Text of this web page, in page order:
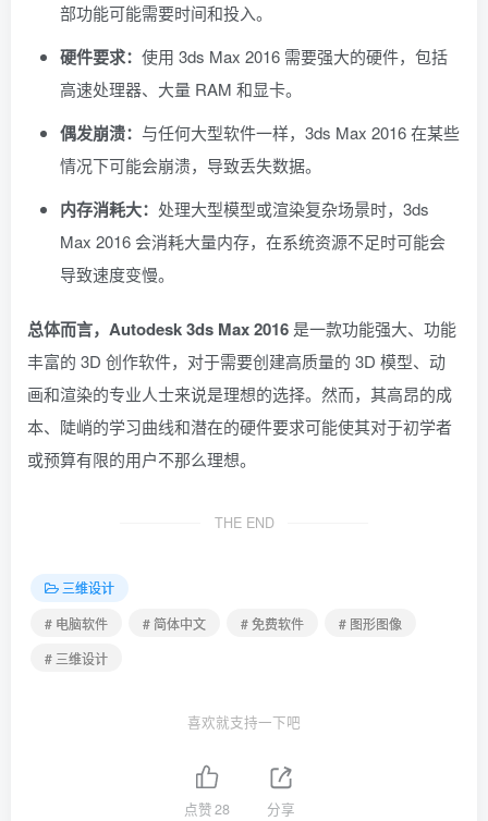
部功能可能需要时间和投入。
硬件要求： 使用 3ds Max 2016 需要强大的硬件，包括
高速处理器、大量 RAM 和显卡。
偶发崩溃： 与任何大型软件一样，3ds Max 2016 在某些
情况下可能会崩溃，导致丢失数据。
内存消耗大： 处理大型模型或渲染复杂场景时，3ds
Max 2016 会消耗大量内存，在系统资源不足时可能会
导致速度变慢。
总体而言，Autodesk 3ds Max 2016 是一款功能强大、功能
丰富的 3D 创作软件，对于需要创建高质量的 3D 模型、动
画和渲染的专业人士来说是理想的选择。然而，其高昂的成
本、陡峭的学习曲线和潜在的硬件要求可能使其对于初学者
或预算有限的用户不那么理想。
THE END
三维设计
# 电脑软件
# 简体中文 # 免费软件
# 图形图像
# 三维设计
喜欢就支持一下吧
点赞28 分享